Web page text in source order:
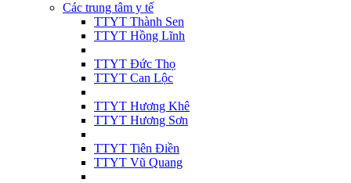
Các trung tâm y tế
TTYT Thành Sen
TTYT Hồng Lĩnh
TTYT Đức Thọ
TTYT Can Lộc
TTYT Hương Khê
TTYT Hương Sơn
TTYT Tiên Điền
TTYT Vũ Quang